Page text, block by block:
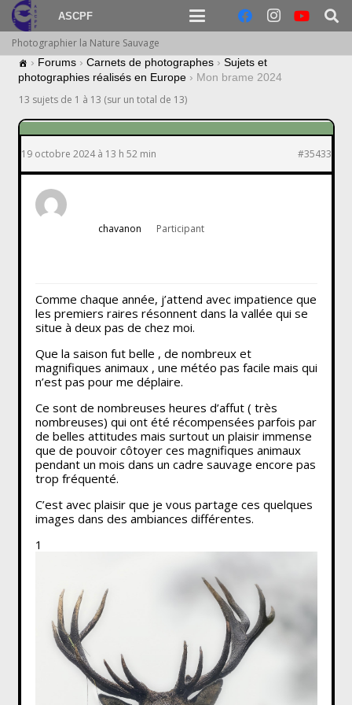
ASCPF
Photographier la Nature Sauvage
› Forums › Carnets de photographes › Sujets et
photographies réalisés en Europe › Mon brame 2024
13 sujets de 1 à 13 (sur un total de 13)
19 octobre 2024 à 13 h 52 min #35433
chavanon Participant
Comme chaque année, j’attend avec impatience que
les premiers raires résonnent dans la vallée qui se
situe à deux pas de chez moi.
Que la saison fut belle , de nombreux et
magnifiques animaux , une météo pas facile mais qui
n’est pas pour me déplaire.
Ce sont de nombreuses heures d’affut ( très
nombreuses) qui ont été récompensées parfois par
de belles attitudes mais surtout un plaisir immense
que de pouvoir côtoyer ces magnifiques animaux
pendant un mois dans un cadre sauvage encore pas
trop fréquenté.
C’est avec plaisir que je vous partage ces quelques
images dans des ambiances différentes.
1